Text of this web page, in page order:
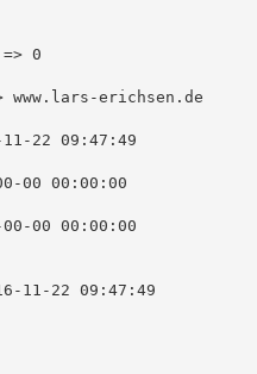
0
www.lars-erichsen.de
22 09:47:49
00 00:00:00
00 00:00:00
11-22 09:47:49